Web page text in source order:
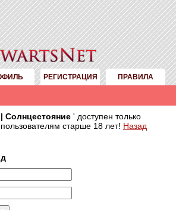
РЕГИСТРАЦИЯ ПРАВИЛА
Солнцестояние ' доступен только
старше 18 лет! Назад